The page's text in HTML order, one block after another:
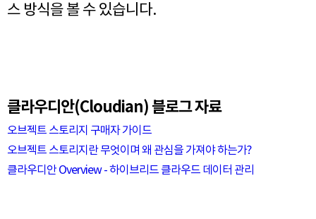
스 방식을 볼 수 있습니다.
클라우디안(Cloudian) 블로그 자료
오브젝트 스토리지 구매자 가이드
오브젝트 스토리지란 무엇이며 왜 관심을 가져야 하는가?
클라우디안 Overview - 하이브리드 클라우드 데이터 관리